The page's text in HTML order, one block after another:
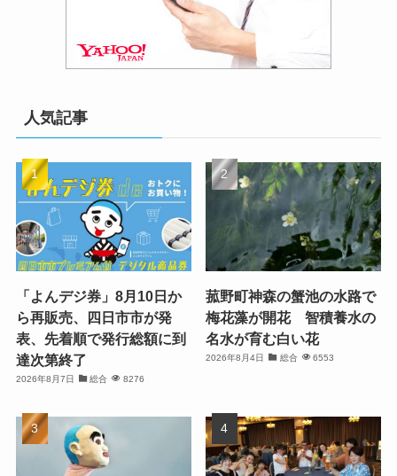
人気記事
「よんデジ券」8月10日か
ら再販売、四日市市が発
表、先着順で発行総額に到
達次第終了
2026年8月7日 総合 8276
菰野町神森の蟹池の水路で
梅花藻が開花 智積養水の
名水が育む白い花
2026年8月4日 総合 6553